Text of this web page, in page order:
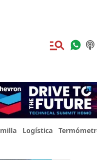
Logística